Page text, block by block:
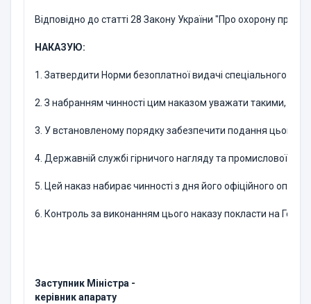
Відповідно до статті 28 Закону України "Про охорону
НАКАЗУЮ:
1. Затвердити Норми безоплатної видачі спеціального
2. З набранням чинності цим наказом уважати такими, що
3. У встановленому порядку забезпечити подання цього
4. Державній службі гірничого нагляду та промислової
5. Цей наказ набирає чинності з дня його офіційного
6. Контроль за виконанням цього наказу покласти на
Заступник Міністра -
керівник апарату